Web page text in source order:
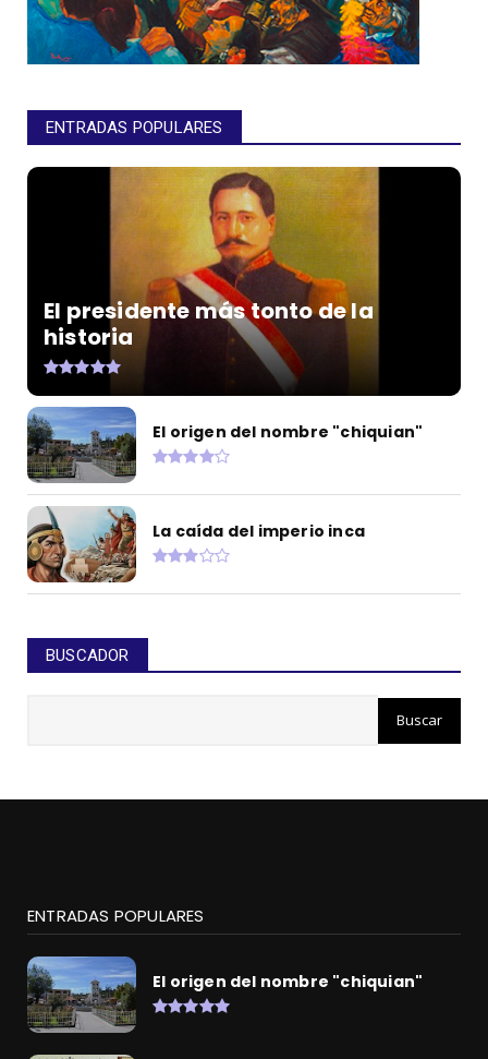
ENTRADAS POPULARES
El presidente más tonto de la
historia
El origen del nombre "chiquian"
La caída del imperio inca
BUSCADOR
ENTRADAS POPULARES
El origen del nombre "chiquian"